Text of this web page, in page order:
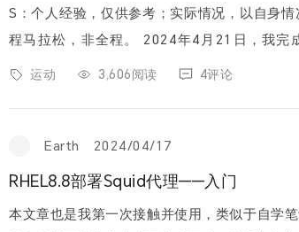
S：个人经验，仅供参考；实际情况，以自身
程马拉松，非全程。 2024年4月21日，我完成了人生中的第五次半程马拉
松，完赛成绩为：01:34:47； 完赛奖牌 ...
运动 3,606阅读 4评论
Earth 2024/04/17
RHEL8.8部署Squid代理——入门
本文章也是我第一次接触并使用，类似于自学